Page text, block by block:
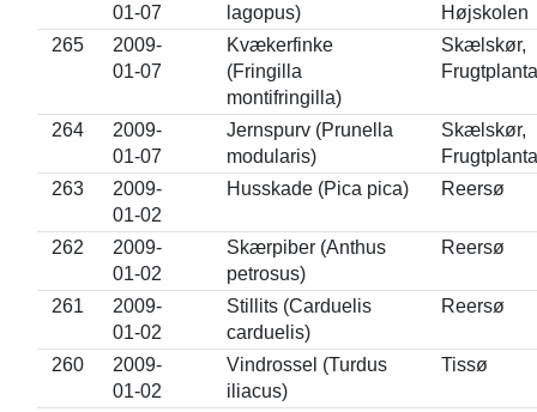
01-07
lagopus)
Højskolen
265
2009-
01-07
Kvækerfinke
(Fringilla
montifringilla)
Skælskør,
264
2009-
01-07
Jernspurv (Prunella
modularis)
Skælskør,
263
2009-
01-02
Husskade (Pica pica) Reersø
262
2009-
01-02
Skærpiber (Anthus
petrosus)
Reersø
261
2009-
01-02
Stillits (Carduelis
carduelis)
Reersø
260
2009-
01-02
Vindrossel (Turdus
iliacus)
Tissø